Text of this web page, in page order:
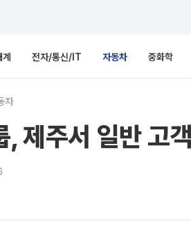
전자/통신/IT 자동차 중화학
차
, 제주서 일반 고